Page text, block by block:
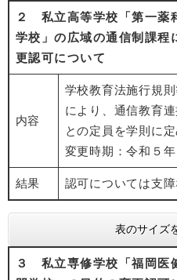
２ 私立高等学校「第一薬
学校」の広域の通信制課程
更認可について
内容
学校教育法施行規
により、通信教育
との定員を学則に定
変更時期：令和５
結果 認可については支障
表のサイズ
３ 私立専修学校「福岡医